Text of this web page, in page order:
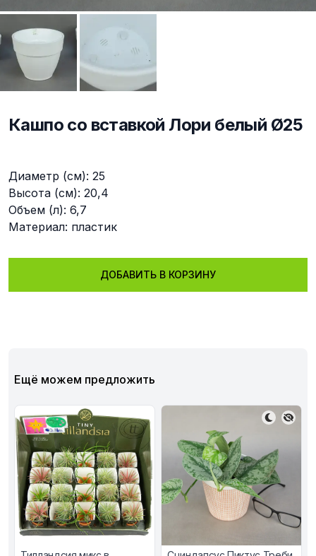
Кашпо со вставкой Лори белый Ø25
Диаметр (см): 25
Высота (см): 20,4
Объем (л): 6,7
Материал: пластик
ДОБАВИТЬ В КОРЗИНУ
Ещё можем предложить